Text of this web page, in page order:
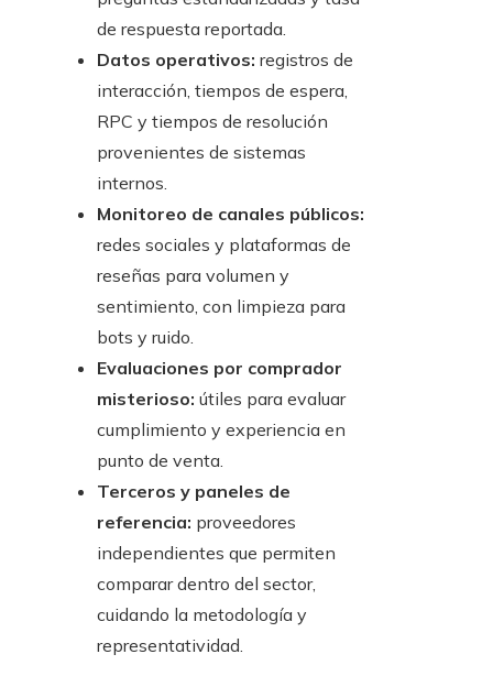
de respuesta reportada.
Datos operativos: registros de
interacción, tiempos de espera,
RPC y tiempos de resolución
provenientes de sistemas
internos.
Monitoreo de canales públicos:
redes sociales y plataformas de
reseñas para volumen y
sentimiento, con limpieza para
bots y ruido.
Evaluaciones por comprador
misterioso: útiles para evaluar
cumplimiento y experiencia en
punto de venta.
Terceros y paneles de
referencia: proveedores
independientes que permiten
comparar dentro del sector,
cuidando la metodología y
representatividad.